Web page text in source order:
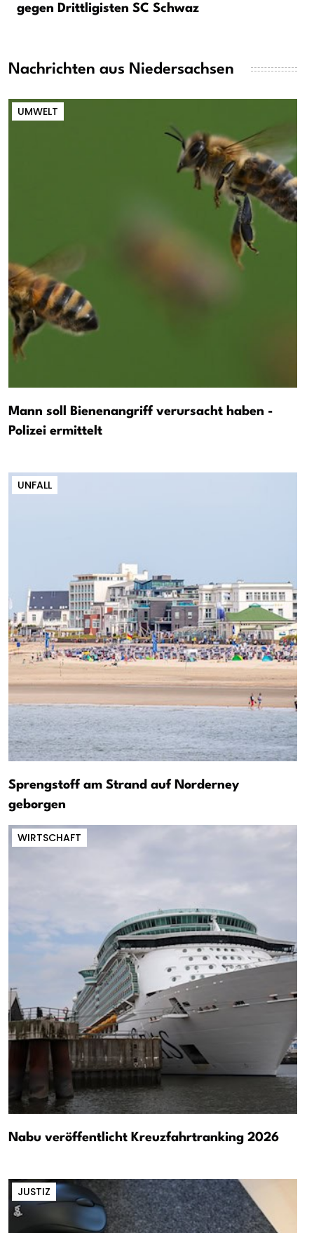
gegen Drittligisten SC Schwaz
Nachrichten aus Niedersachsen
UMWELT
Mann soll Bienenangriff verursacht haben -
Polizei ermittelt
UNFALL
Sprengstoff am Strand auf Norderney
geborgen
WIRTSCHAFT
Nabu veröffentlicht Kreuzfahrtranking 2026
JUSTIZ